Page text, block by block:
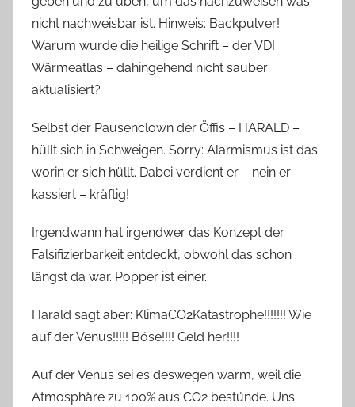
nicht nachweisbar ist. Hinweis: Backpulver!
Warum wurde die heilige Schrift – der VDI
Wärmeatlas – dahingehend nicht sauber
aktualisiert?
Selbst der Pausenclown der Öffis – HARALD –
hüllt sich in Schweigen. Sorry: Alarmismus ist das
worin er sich hüllt. Dabei verdient er – nein er
kassiert – kräftig!
Irgendwann hat irgendwer das Konzept der
Falsifizierbarkeit entdeckt, obwohl das schon
längst da war. Popper ist einer.
Harald sagt aber: KlimaCO2Katastrophe!!!!!!! Wie
auf der Venus!!!!! Böse!!!! Geld her!!!!
Auf der Venus sei es deswegen warm, weil die
Atmosphäre zu 100% aus CO2 bestünde. Uns